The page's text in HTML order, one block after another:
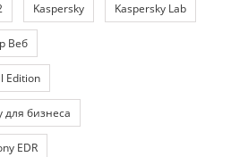
Kaspersky Kaspersky Lab
Веб
Edition
для бизнеса
EDR